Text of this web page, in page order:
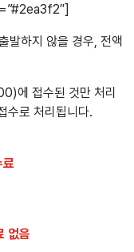
발하지 않을 경우, 전액
에 접수된 것만 처리
수로 처리됩니다.
없음